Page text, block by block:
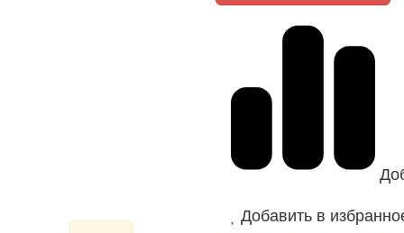
Добавить в